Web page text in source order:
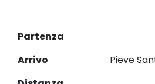
Partenza
Arrivo
Pieve